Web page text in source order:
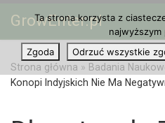
Przejdź do treści
GrowEnter.pl
Strona główna » Badania
Konopi Indyjskich Nie Ma
Ta strona korzysta z
najwyższym
Zgoda
Odrzuć wszystkie